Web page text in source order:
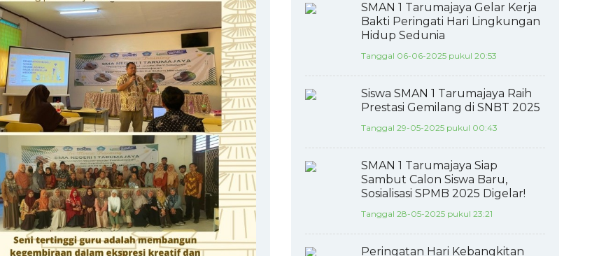
SMAN 1 Tarumajaya Gelar Kerja
Bakti Peringati Hari Lingkungan
Hidup Sedunia
Tanggal 06-06-2025 pukul 20:53
Siswa SMAN 1 Tarumajaya Raih
Prestasi Gemilang di SNBT 2025
Tanggal 29-05-2025 pukul 00:43
SMAN 1 Tarumajaya Siap
Sambut Calon Siswa Baru,
Sosialisasi SPMB 2025 Digelar!
Tanggal 28-05-2025 pukul 23:21
Peringatan Hari Kebangkitan